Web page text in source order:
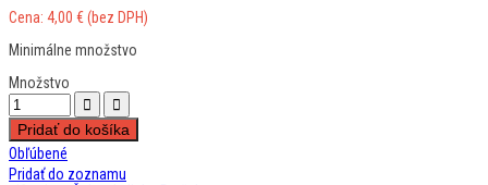
Cena: 4,00 €(bez DPH)
Minimálne množstvo
Množstvo
Pridať do košíka
Obľúbené
Pridať do zoznamu